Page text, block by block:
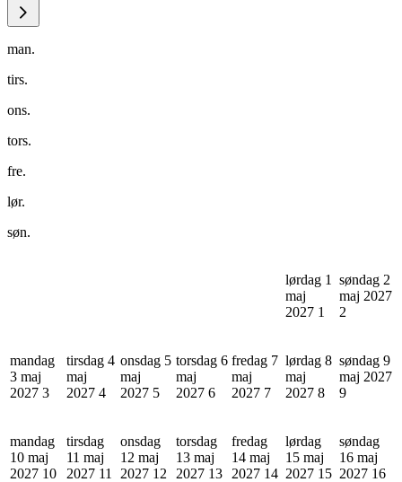
man.
tirs.
ons.
tors.
fre.
lør.
søn.
lørdag 1
maj
2027 1
søndag 2
maj 2027
2
mandag
3 maj
2027 3
tirsdag 4
maj
2027 4
onsdag 5
maj
2027 5
torsdag 6
maj
2027 6
fredag 7
maj
2027 7
lørdag 8
maj
2027 8
søndag 9
maj 2027
9
mandag
10 maj
2027 10
tirsdag
11 maj
2027 11
onsdag
12 maj
2027 12
torsdag
13 maj
2027 13
fredag
14 maj
2027 14
lørdag
15 maj
2027 15
søndag
16 maj
2027 16